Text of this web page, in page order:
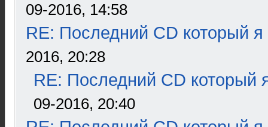
09-2016, 14:58
RE: Последний CD который я
2016, 20:28
RE: Последний CD который
09-2016, 20:40